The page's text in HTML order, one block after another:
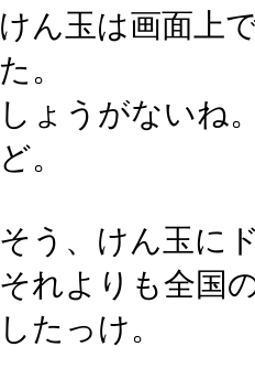
けん玉は画面上
た。
しょうがないね
ど。
そう、けん玉に
それよりも全国
したっけ。